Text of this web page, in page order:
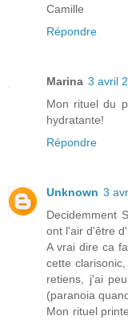
Camille
Répondre
Marina 3 avril
Mon rituel du
hydratante!
Répondre
Unknown 3
Decidemment
ont l'air d'être
A vrai dire ca
cette
retiens, j'ai
(paranoia
Mon rituel